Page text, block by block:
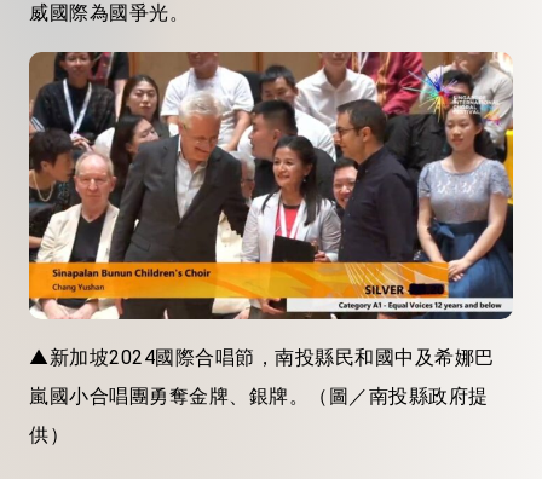
威國際為國爭光。
▲新加坡2024國際合唱節，南投縣民和國中及希娜巴
嵐國小合唱團勇奪金牌、銀牌。（圖／南投縣政府提
供）